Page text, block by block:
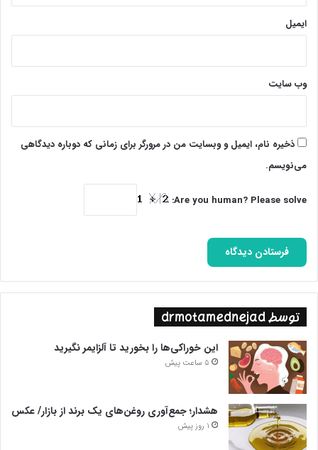
ایمیل
وب‌ سایت
ذخیره نام، ایمیل و وبسایت من در مرورگر برای زمانی که دوباره دیدگاهی
می‌نویسم.
Are you human? Please solve:
توسط drmotamednejad
این خوراکی‌ها را بخورید تا آلزایمر نگیرید
5 ساعت پیش
هشدار؛ جمع‌آوری روغن‌های یک برند از بازار/ عکس
1 روز پیش